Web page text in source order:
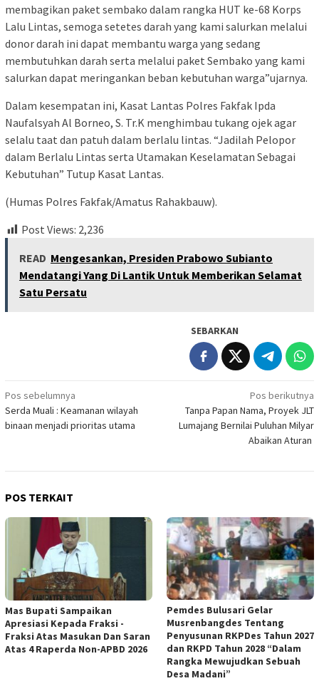
membagikan paket sembako dalam rangka HUT ke-68 Korps
Lalu Lintas, semoga setetes darah yang kami salurkan melalui
donor darah ini dapat membantu warga yang sedang
membutuhkan darah serta melalui paket Sembako yang kami
salurkan dapat meringankan beban kebutuhan warga”ujarnya.
Dalam kesempatan ini, Kasat Lantas Polres Fakfak Ipda
Naufalsyah Al Borneo, S. Tr.K menghimbau tukang ojek agar
selalu taat dan patuh dalam berlalu lintas. “Jadilah Pelopor
dalam Berlalu Lintas serta Utamakan Keselamatan Sebagai
Kebutuhan” Tutup Kasat Lantas.
(Humas Polres Fakfak/Amatus Rahakbauw).
Post Views: 2,236
READ Mengesankan, Presiden Prabowo Subianto
Mendatangi Yang Di Lantik Untuk Memberikan Selamat
Satu Persatu
SEBARKAN
Navigasi
pos
Pos sebelumnya
Serda Muali : Keamanan wilayah
binaan menjadi prioritas utama
Pos berikutnya
Tanpa Papan Nama, Proyek JLT
Lumajang Bernilai Puluhan Milyar
Abaikan Aturan
POS TERKAIT
Mas Bupati Sampaikan
Apresiasi Kepada Fraksi -
Fraksi Atas Masukan Dan Saran
Atas 4 Raperda Non-APBD 2026
Pemdes Bulusari Gelar
Musrenbangdes Tentang
Penyusunan RKPDes Tahun 2027
dan RKPD Tahun 2028 “Dalam
Rangka Mewujudkan Sebuah
Desa Madani”